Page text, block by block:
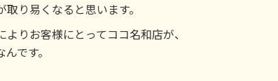
り易くなると思います。
りお客様にとってココ名和店が、
です。